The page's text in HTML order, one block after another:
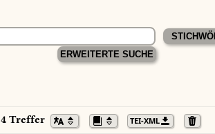
ERWEITERTE SUCHE
4 Treffer TEI-XML